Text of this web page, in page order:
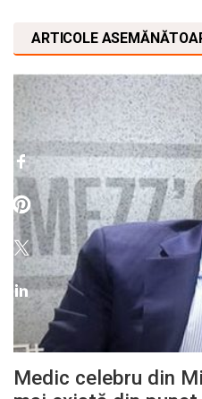
ARTICOLE
Medic celebru din